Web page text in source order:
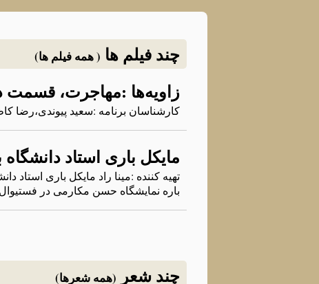
چند فیلم ها ( همه فیلم ها)
زاویه‌ها :مهاجرت، قسمت
کارشناسان برنامه‌ :سعید پیوندی،رضا
مایکل باری استاد
تهیه کننده :مینا راد مایکل باری
باره نمایشگاه حسن مکارمی در فستیوال موسیقی مقدس در سال
چند شعر (همه شعرها)